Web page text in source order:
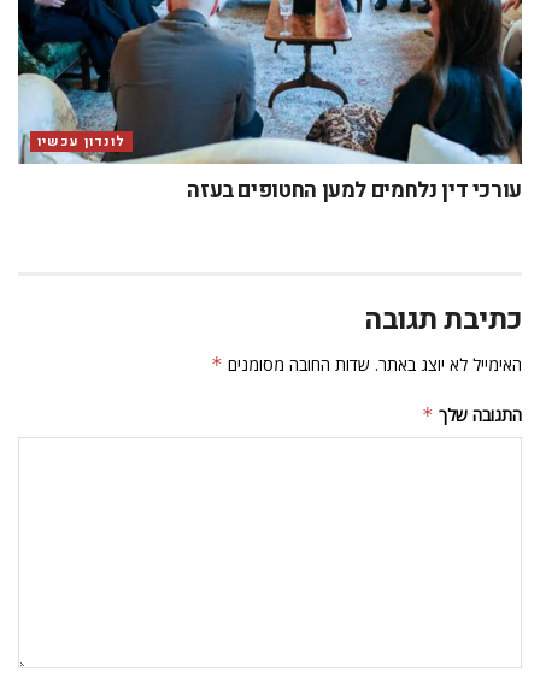
לונדון עכשיו
עורכי דין נלחמים למען החטופים בעזה
כתיבת תגובה
האימייל לא יוצג באתר. שדות החובה מסומנים *
התגובה שלך *